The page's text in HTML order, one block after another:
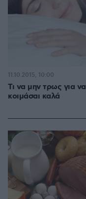
Τι να μην τρως για να
κοιμάσαι καλά
11.10.2015, 10:00